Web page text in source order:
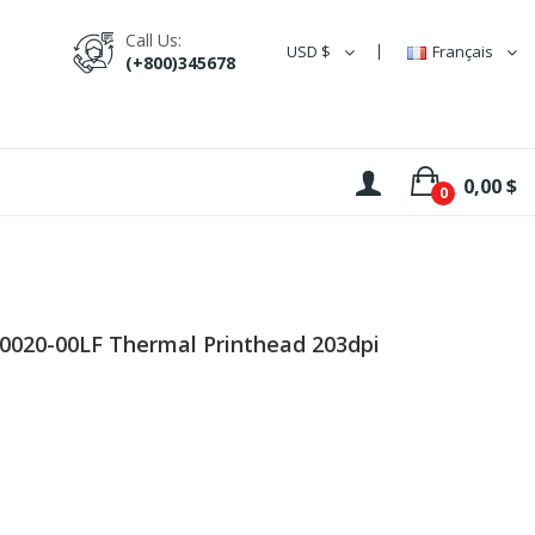
Français
USD $
Call Us:
(+800)345678
0 0,00 $
00LF Thermal Printhead 203dpi